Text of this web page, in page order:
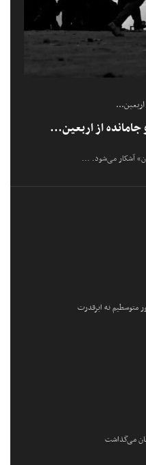
از اربعین...
آشکار می‌شود. ...
متوسطیم نه ابرقدرت
می‌گذاشت